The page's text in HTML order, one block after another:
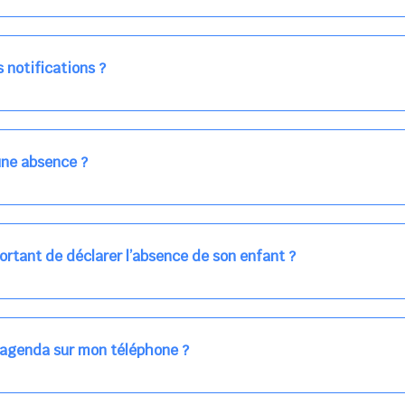
facturé par la direction de la crèche, en fin de mois, selon
confirmer directement avec l'équipe lors de la prochaine visite !
notifications ?
bleu en haut à droite), vous pouvez choisir de recevoir les
canaux en même temps, ou bien de ne plus les recevoir du
absence ?
l'équipe de la crèche en utilisant le gros bouton rouge ABSENCE
de déclarer l’absence de son enfant ?
enfants à accueillir, et ajuster les plannings au mieux.
car les repas sont commandés à l’avance.
sur mon téléphone ?
sur l'App Store ni Google Play car il s'agit d'une Web App,